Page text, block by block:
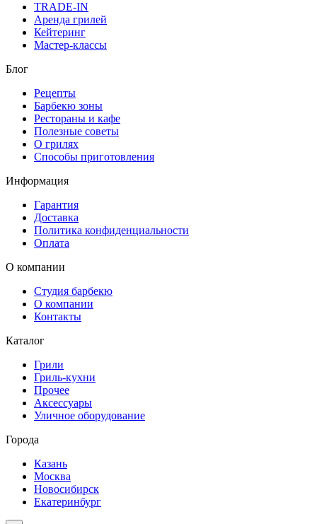
TRADE-IN
Аренда грилей
Кейтеринг
Мастер-классы
Блог
Рецепты
Барбекю зоны
Рестораны и кафе
Полезные советы
О грилях
Способы приготовления
Информация
Гарантия
Доставка
Политика конфиденциальности
Оплата
О компании
Студия барбекю
О компании
Контакты
Каталог
Грили
Гриль-кухни
Прочее
Аксессуары
Уличное оборудование
Города
Казань
Москва
Новосибирск
Екатеринбург